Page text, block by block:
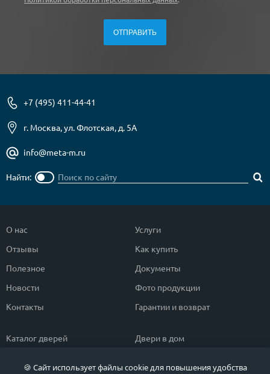
+7 (495) 411-44-41
г. Москва, ул. Флотская, д. 5А
info@meta-m.ru
Найти:
О нас
Отзывы
Полезное
Новости
Контакты
Услуги
Как купить
Документы
Фото продукции
Гарантии и возврат
Каталог дверей
Двери в дом
🍪 Сайт использует файлы cookie для повышения удобства